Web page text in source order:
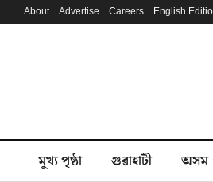
About Advertise Careers English
মুখ্য পৃষ্ঠা গুৱাহাটী অসম